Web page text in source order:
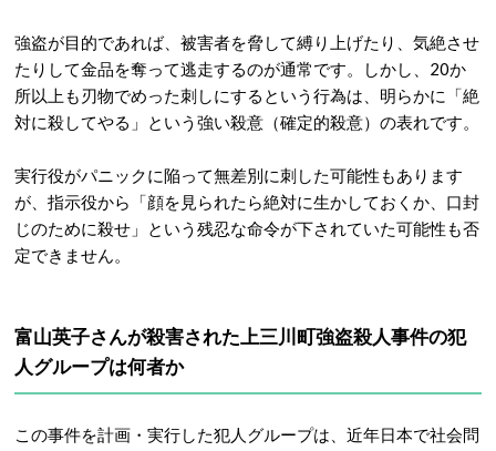
強盗が目的であれば、被害者を脅して縛り上げたり、気絶させ
たりして金品を奪って逃走するのが通常です。しかし、20か
所以上も刃物でめった刺しにするという行為は、明らかに「絶
対に殺してやる」という強い殺意（確定的殺意）の表れです。
実行役がパニックに陥って無差別に刺した可能性もあります
が、指示役から「顔を見られたら絶対に生かしておくか、口封
じのために殺せ」という残忍な命令が下されていた可能性も否
定できません。
富山英子さんが殺害された上三川町強盗殺人事件の犯
人グループは何者か
この事件を計画・実行した犯人グループは、近年日本で社会問